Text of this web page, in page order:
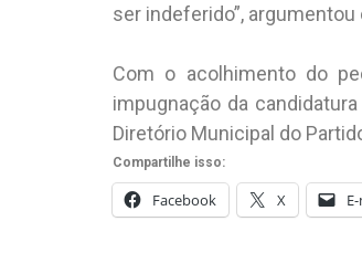
ser indeferido”,
Com o acolhimento do
impugnação da
Diretório Municipal do
Compartilhe isso:
Facebook X